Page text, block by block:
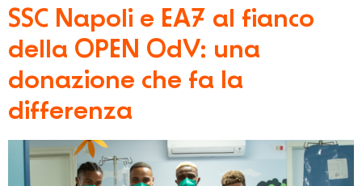
SSC Napoli e EA7 al fianco
della OPEN OdV: una
donazione che fa la
differenza